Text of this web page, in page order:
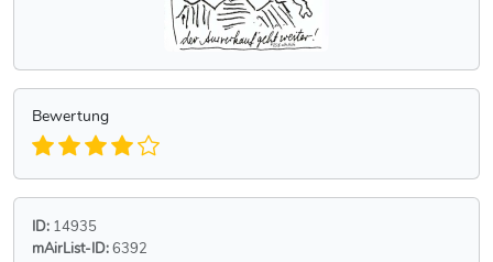
Bewertung
ID: 14935
mAirList-ID:6392